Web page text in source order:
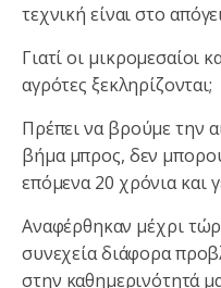
τεχνική είναι στο
Γιατί οι μικρομεσαίοι
αγρότες ξεκληρίζονται;
Πρέπει να βρούμε την
βήμα μπρος, δεν
επόμενα 20 χρόνια και
Αναφέρθηκαν μέχρι
συνεχεία διάφορα
στην καθημερινότητά